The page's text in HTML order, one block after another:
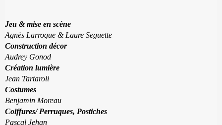
Jeu & mise en scène
Agnès Larroque & Laure Seguette
Construction décor
Audrey Gonod
Création lumière
Jean Tartaroli
Costumes
Benjamin Moreau
Coiffures/ Perruques, Postiches
Pascal Jehan